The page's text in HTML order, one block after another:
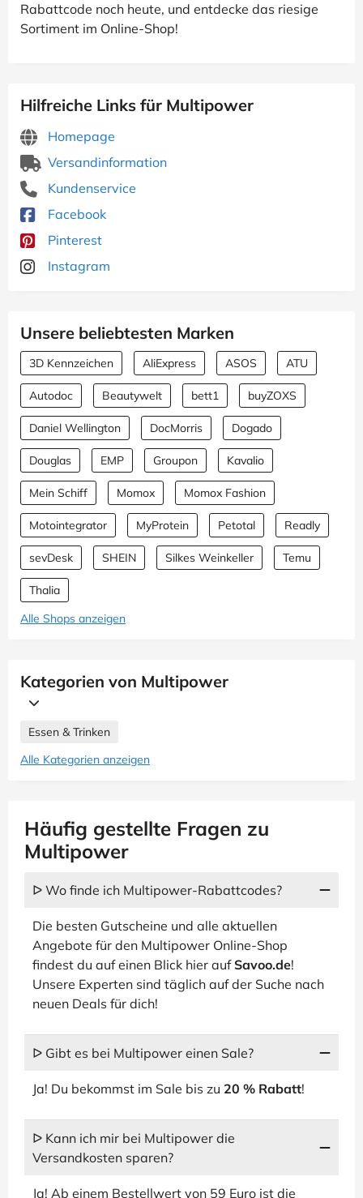
Rabattcode noch heute, und entdecke das riesige
Sortiment im Online-Shop!
Hilfreiche Links für Multipower
Homepage
Versandinformation
Kundenservice
Facebook
Pinterest
Instagram
Unsere beliebtesten Marken
3D Kennzeichen AliExpress ASOS ATU
Autodoc Beautywelt bett1 buyZOXS
Daniel Wellington DocMorris Dogado
Douglas EMP Groupon Kavalio
Mein Schiff Momox Momox Fashion
Motointegrator MyProtein Petotal Readly
sevDesk SHEIN Silkes Weinkeller Temu
Thalia
Alle Shops anzeigen
Kategorien von Multipower
Essen & Trinken
Alle Kategorien anzeigen
Häufig gestellte Fragen zu
Multipower
ᐅ Wo finde ich Multipower-Rabattcodes?
Die besten Gutscheine und alle aktuellen
Angebote für den Multipower Online-Shop
findest du auf einen Blick hier aufSavoo.de!
Unsere Experten sind täglich auf der Suche nach
neuen Deals für dich!
ᐅ Gibt es bei Multipower einen Sale?
Ja! Du bekommst im Sale bis zu 20 % Rabatt!
ᐅ Kann ich mir bei Multipower die
Versandkosten sparen?
Ja! Ab einem Bestellwert von 59 Euro ist die